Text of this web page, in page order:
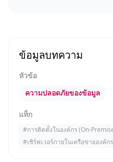
ข้อมูลบทความ
หัวข้อ
ความปลอดภัยของข้อมูล
แท็ก
#การติดตั้งในองค์กร (On-
#เซิร์ฟเวอร์ภายในเครือข่ายองค์กร